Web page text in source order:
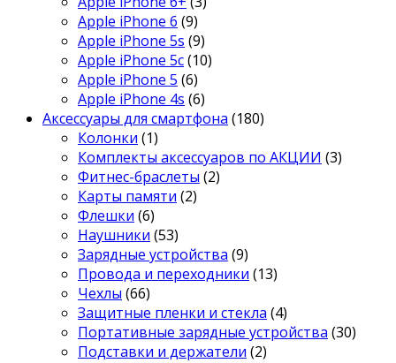
Apple iPhone 6 (9)
Apple iPhone 5s (9)
Apple iPhone 5c(10)
Apple iPhone 5 (6)
Apple iPhone 4s (6)
Аксессуары для смартфона (180)
Колонки (1)
Комплекты аксессуаров по АКЦИИ (3)
Фитнес-браслеты (2)
Карты памяти (2)
Флешки (6)
Наушники (53)
Зарядные устройства (9)
Провода и переходники (13)
Чехлы (66)
Защитные пленки и стекла (4)
Портативные зарядные устройства (30)
Подставки и держатели (2)